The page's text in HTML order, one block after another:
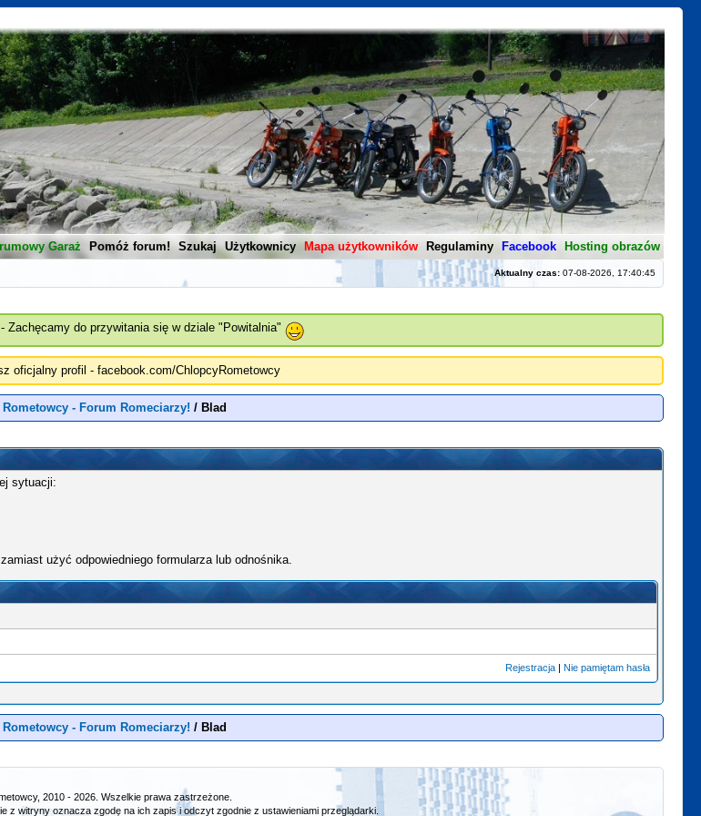
Garaż Pomóż forum! Szukaj Użytkownicy Mapa użytkowników Regulaminy Facebook Hosting obrazów
Aktualny czas:07-08-2026, 17:40:45
Zachęcamy do przywitania się w dziale "Powitalnia"
oficjalny profil - facebook.com/ChlopcyRometowcy
- Forum Romeciarzy! / Blad
sytuacji:
użyć odpowiedniego formularza lub odnośnika.
Rejestracja| Nie pamiętam hasła
- Forum Romeciarzy! / Blad
2010 - 2026. Wszelkie prawa zastrzeżone.
z witryny oznacza zgodę na ich zapis i odczyt zgodnie z ustawieniami przeglądarki.